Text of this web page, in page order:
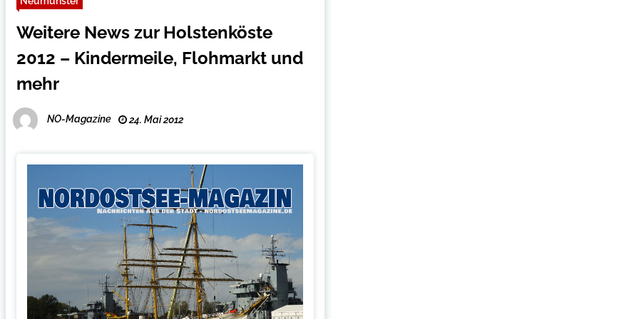
Weitere News zur Holstenköste
2012 – Kindermeile, Flohmarkt und
mehr
NO-Magazine 24. Mai 2012